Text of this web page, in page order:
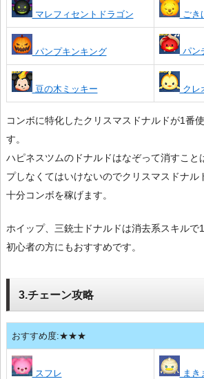
マレフィセントドラゴン ごき
パンプキンキング パン
豆の木ミッキー クレ
コンボに特化したクリスマスドナルドが1番
す。
ハピネスツムのドナルドはなぞって消すこと
プしなくてはいけないのでクリスマスドナル
十分コンボを稼げます。
ホイップ、三銃士ドナルドは消去系スキルで
初心者の方にもおすすめです。
3.チェーン攻略
おすすめ度:★★★
スフレ まき